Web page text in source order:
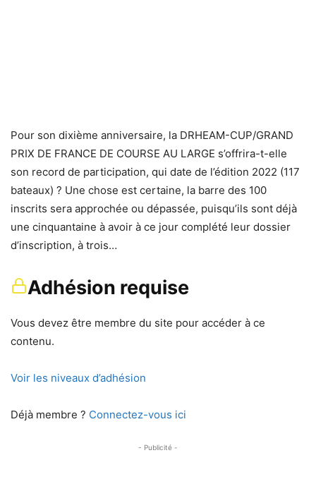
Pour son dixième anniversaire, la DRHEAM-CUP/GRAND
PRIX DE FRANCE DE COURSE AU LARGE s’offrira-t-elle
son record de participation, qui date de l’édition 2022 (117
bateaux) ? Une chose est certaine, la barre des 100
inscrits sera approchée ou dépassée, puisqu’ils sont déjà
une cinquantaine à avoir à ce jour complété leur dossier
d’inscription, à trois…
Adhésion requise
Vous devez être membre du site pour accéder à ce
contenu.
Voir les niveaux d’adhésion
Déjà membre ? Connectez-vous ici
- Publicité -